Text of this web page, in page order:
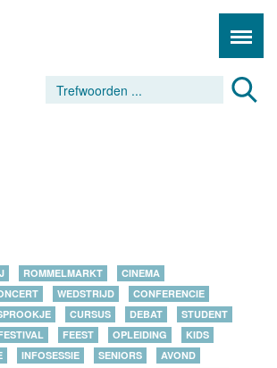
ROMMELMARKT
CINEMA
WEDSTRIJD
CONFERENCIE
CURSUS DEBAT
STUDENT
FEEST OPLEIDING
KIDS
INFOSESSIE SENIORS
AVOND